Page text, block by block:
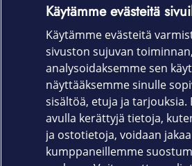
USB-C to USB-C -kaapeli (pituus
Takuu- ja varoituslehtiset
Takuu
24 kk
Käytämme evästeitä
Käytämme evästeitä
sivuston sujuvan toiminnan,
analysoidaksemme sen
näyttääksemme sinulle
sisältöä, etuja ja tarjouksia.
avulla kerättyjä tietoja,
ja ostotietoja, voidaan jakaa
kumppaneillemme